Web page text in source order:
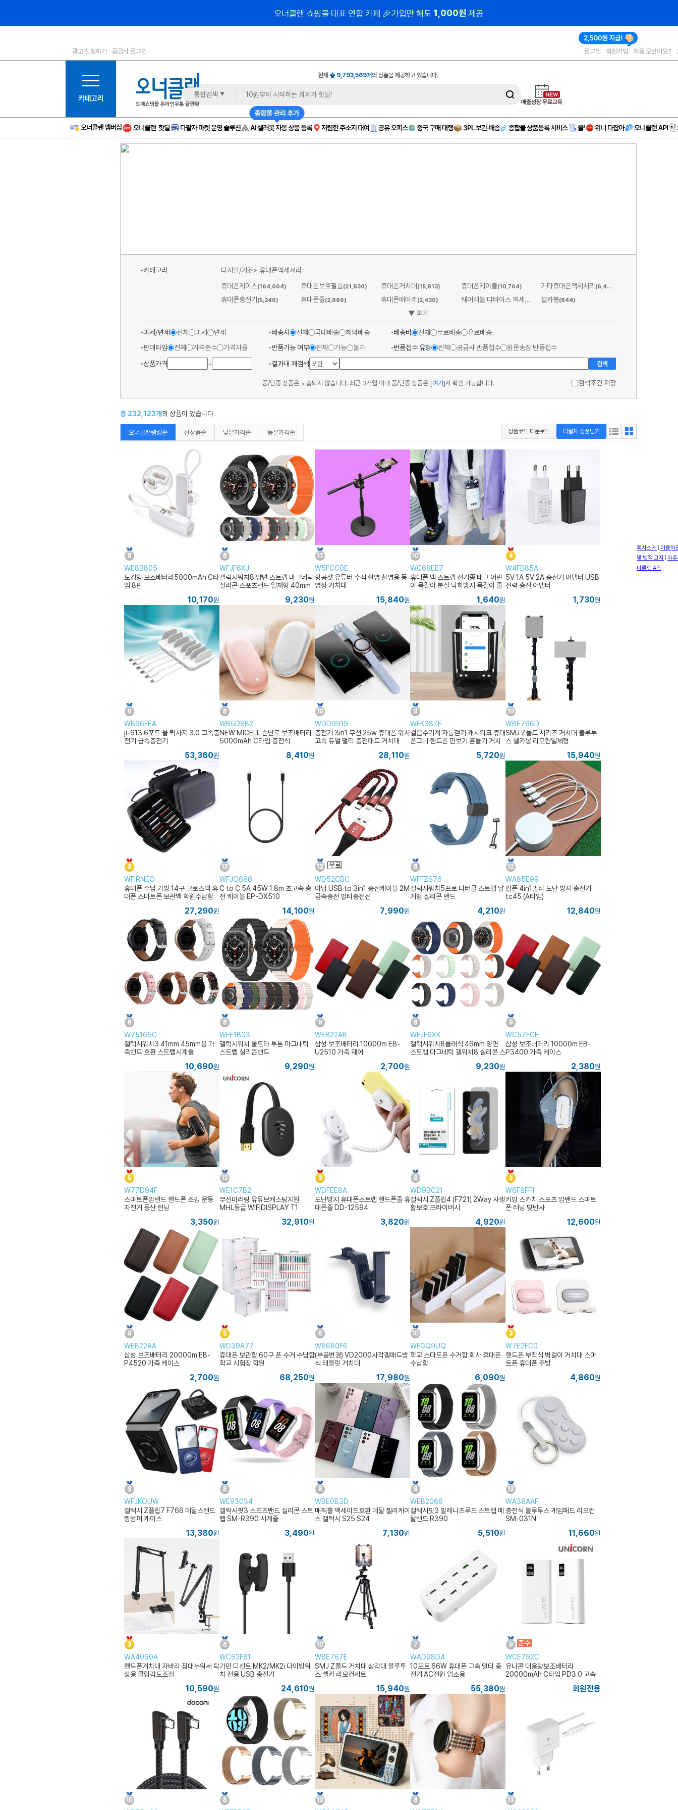
1등급
6등급
11등급
12등급
15등급
16등급
오너클랜 쇼핑몰 대표 연합 카페 🎉가입만 해도 1,000원 제공
광고 신청하기 공급사 로그인 로그인 회원가입 처음 오셨어요?
현재총 9,793,569개의 상품을 제공하고 있습니다.
통합검색
카테고리 디지털/가전
휴대폰액세서리
휴대폰케이스(164,004) 휴대폰보호필름(21,830) 휴대폰거치대(15,813) 휴대폰케이블(10,704) 기타휴대폰액세서리 (6,468)
휴대폰충전기(5,246) 휴대폰줄(2,886) 휴대폰배터리 (2,430) 웨어러블 디바이스 액세서리 (1,786)
셀카봉(844)
▼ 펴기
과세/면세
전체 과세 면세 배송지 전체 국내배송 해외배송 배송비 전체 무료배송
유료배송
판매타입
전체 가격준수 가격자율 반품가능 여부 전체 가능 불가 반품접수 유형 전체 공급사 반품접수
원운송장 반품접수
상품가격
~ 결과내 재검색 검색
품/단종 상품은 노출되지 않습니다. 최근 3개월 이내 품/단종 상품은 [여기]서 확인 가능합니다. 검색조건 저장
총 232,123개의 상품이 있습니다.
오너클랜랭킹순 신상품순 낮은가격순 높은가격순
WE8B805
도킹형 보조배터리5000mAh C타
입 8핀
10,170원
WFJF6XJ
갤럭시워치8 양면 스트랩 마그네틱
실리콘 스포츠밴드 일체형 40mm
9,230원
W5FCC0E
항공샷 유튜버 수직 촬영 촬영용 동
영상 거치대
15,840원
WC68EE7
휴대폰 넥 스트랩 전기종 태그 어린
이 목걸이 분실 낙하방지 목걸이 줄
1,640원
W4FB85A
5V 1A 5V 2A 충전기 어댑터 USB
전력 충전 어댑터
1,730원
WB96FEA
ji-613 6포트 올 퀵차지 3.0 고속충
전기 급속충전기
53,360원
WB5D8B2
NEW MICELL 손난로 보조배터리
5000mAh C타입 충전식
8,410원
WDD9919
충전기 3in1 무선 25w 휴대폰 워치
고속 듀얼 멀티 충전패드 거치대
28,110원
WFK38ZF
걸음수기계 자동걷기 캐시워크 휴대
폰그네 핸드폰 만보기 흔들기 거치
5,720원
WBE766D
SMJ Z폴드 시리즈 거치대 블루투
스 셀카봉 리모컨일체형
15,940원
WFIRNEO
휴대폰 수납 가방 14구 크로스백 휴
대폰 스마트폰 보관백 학원수납함
27,290원
WFJO686
C to C 5A 45W 1.8m 초고속 충
전 케이블 EP-DX510
14,100원
WD52CBC
아남 USB to 3in1 충전케이블 2M
급속충전 멀티충전선
7,990원
WFFZS76
갤럭시워치5프로 디버클 스트랩 날
개형 실리콘 밴드
4,210원
WA85E99
팝폰 4in1멀티 도난 방지 충전기
tc45 (A타입)
12,840원
W75165C
갤럭시워치3 41mm 45mm용 가
죽밴드 호환 스트랩시계줄
10,690원
WFE1B03
갤럭시워치 울트라 투톤 마그네틱
스트랩 실리콘밴드
9,290원
WEB22AB
삼성 보조배터리 10000m EB-
U2510 가죽 웨어
2,700원
WFJF6XK
갤럭시워치8클래식 46mm 양면
스트랩 마그네틱 갤워치8 실리콘 스
9,230원
WC57FCF
삼성 보조배터리 10000m EB-
P3400 가죽 케이스
2,380원
W77D94F
스마트폰암밴드 핸드폰 조깅 운동
자전거 등산 런닝
3,350원
WE1C7B2
무선미러링 유튜브캐스팅지원
MHL동글 WIFIDISPLAY T1
32,910원
WDFEE8A
도난방지 휴대폰스트랩 핸드폰줄 휴
대폰줄 DD-12594
3,820원
WD9BC21
갤럭시 Z플립4 (F721) 2Way 사생
활보호 프라이버시
4,920원
W6F8FF1
키밍 스카치 스포츠 암밴드 스마트
폰 러닝 빛반사
12,600원
WEB22AA
삼성 보조배터리 20000m EB-
P4520 가죽 케이스
2,700원
WD39A77
휴대폰 보관함 60구 폰 수거 수납함
학교 시험장 학원
68,250원
W8680F6
(부품변경) VD2000사각겔패드방
식 태블릿 거치대
17,980원
WFGQ9UQ
학교 스마트폰 수거함 회사 휴대폰
수납함
6,090원
W7E2FC0
핸드폰 부착식 벽걸이 거치대 스마
트폰 휴대폰 주방
4,860원
WFJKOUW
갤럭시 Z플립7 F766 메탈스텐드
링범퍼 케이스
13,380원
WE93034
갤럭시핏3 스포츠밴드 실리콘 스트
랩 SM-R390 시계줄
3,490원
WBE0B3D
매직홀 맥세이프호환 메탈 젤리케이
스 갤럭시 S25 S24
7,130원
WEB2068
갤럭시핏3 밀레니즈루프 스트랩 메
탈밴드 R390
5,510원
WA38AAF
충전식 블루투스 게임패드 리모컨
SM-031N
11,660원
WA4060A
핸드폰거치대 자바라 침대누워서 탁
상용 클립각도조절
10,590원
WC62F81
가민 디센트 MK2/MK2i 다이빙워
치 전용 USB 충전기
24,610원
WBE767E
SMJ Z폴드 거치대 삼각대 블루투
스 셀카 리모컨세트
15,940원
WAD98D4
10포트 66W 휴대폰 고속 멀티 충
전기 AC전원 업소용
55,380원
WCE792C
유니콘 대용량보조배터리
20000mAh C타입 PD3.0 고속
회원전용